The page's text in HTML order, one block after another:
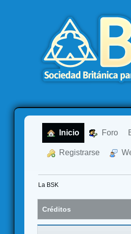
Inicio Foro
Registrarse
La BSK
Créditos